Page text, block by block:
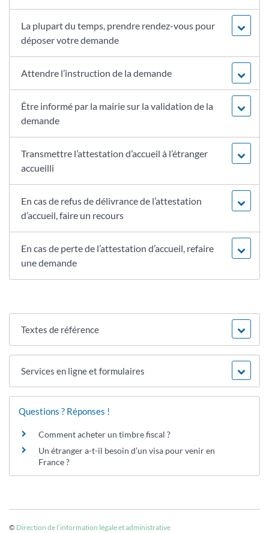
La plupart du temps, prendre rendez-vous pour
déposer votre demande
Attendre l’instruction de la demande
Être informé par la mairie sur la validation de la
demande
Transmettre l’attestation d’accueil à l’étranger
accueilli
En cas de refus de délivrance de l’attestation
d’accueil, faire un recours
En cas de perte de l’attestation d’accueil, refaire
une demande
Textes de référence
Services en ligne et formulaires
Questions ? Réponses !
Comment acheter un timbre fiscal ?
Un étranger a-t-il besoin d’un visa pour venir en
France ?
© Direction de l’information légale et administrative